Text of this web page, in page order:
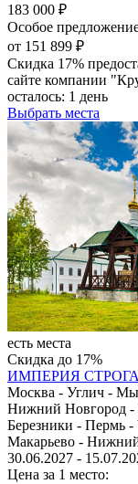
183 000 ₽
Особое
от 151 899 ₽
Скидка 17%
сайте компании
осталось: 1 день
Выбрать места
есть места
Скидка до 17%
ИМПЕРИЯ
Москва - Углич -
Нижний Новгород -
Березники - Пермь -
Макарьево -
30.06.2027 -
Цена за 1 место: